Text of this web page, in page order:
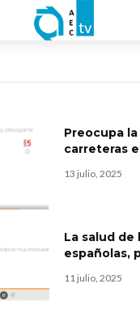
Preocupa
carreteras
13 julio, 2025
La salud de
españolas,
11 julio, 2025